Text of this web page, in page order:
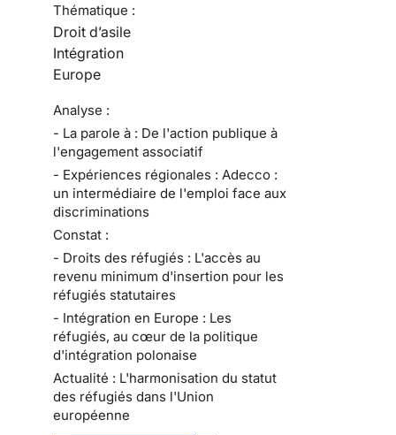
Thématique :
Droit d’asile
Intégration
Europe
Analyse :
- La parole à : De l'action publique à
l'engagement associatif
- Expériences régionales : Adecco :
un intermédiaire de l'emploi face aux
discriminations
Constat :
- Droits des réfugiés : L'accès au
revenu minimum d'insertion pour les
réfugiés statutaires
- Intégration en Europe : Les
réfugiés, au cœur de la politique
d'intégration polonaise
Actualité : L'harmonisation du statut
des réfugiés dans l'Union
européenne